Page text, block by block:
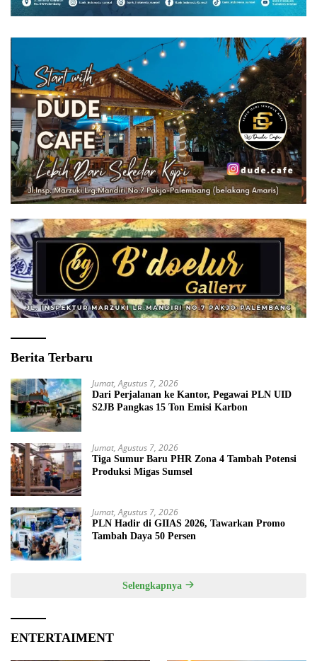
Berita Terbaru
Jumat, Agustus 7, 2026
Dari Perjalanan ke Kantor, Pegawai PLN UID
S2JB Pangkas 15 Ton Emisi Karbon
Jumat, Agustus 7, 2026
Tiga Sumur Baru PHR Zona 4 Tambah Potensi
Produksi Migas Sumsel
Jumat, Agustus 7, 2026
PLN Hadir di GIIAS 2026, Tawarkan Promo
Tambah Daya 50 Persen
Selengkapnya
ENTERTAIMENT